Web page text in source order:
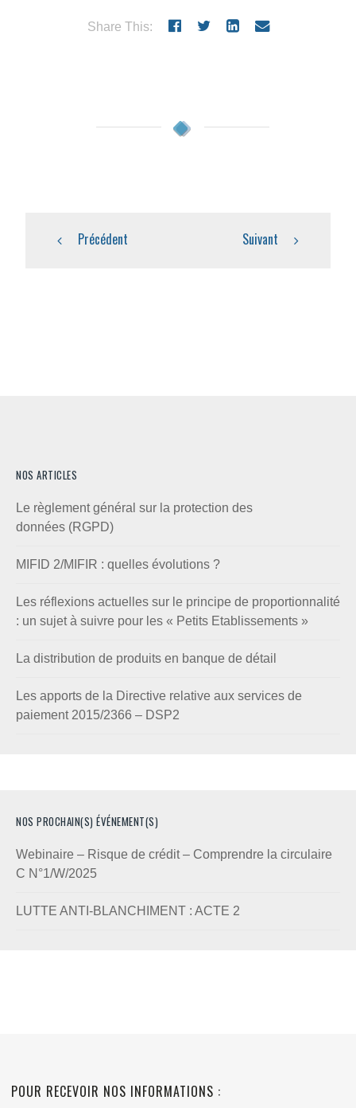
Share This:
Précédent Suivant
NOS ARTICLES
Le règlement général sur la protection des
données (RGPD)
MIFID 2/MIFIR : quelles évolutions ?
Les réflexions actuelles sur le principe de proportionnalité
: un sujet à suivre pour les « Petits Etablissements »
La distribution de produits en banque de détail
Les apports de la Directive relative aux services de
paiement 2015/2366 – DSP2
NOS PROCHAIN(S) ÉVÉNEMENT(S)
Webinaire – Risque de crédit – Comprendre la circulaire
C N°1/W/2025
LUTTE ANTI-BLANCHIMENT : ACTE 2
POUR RECEVOIR NOS INFORMATIONS :